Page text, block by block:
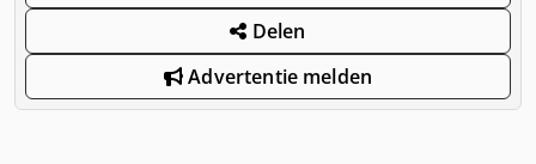
Delen
Advertentie melden